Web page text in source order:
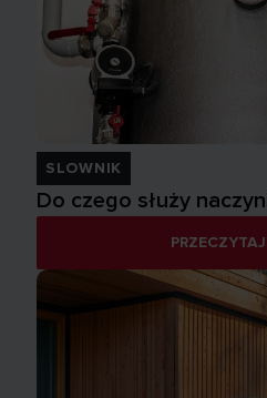
SLOWNIK
Do czego służy